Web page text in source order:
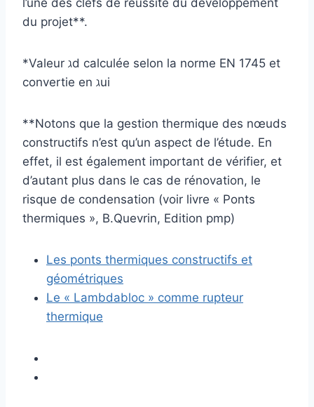
l’une des clefs de réussite du développement
du projet**.
*Valeur ℷd calculée selon la norme EN 1745 et
convertie en ℷui
**Notons que la gestion thermique des nœuds
constructifs n’est qu’un aspect de l’étude. En
effet, il est également important de vérifier, et
d’autant plus dans le cas de rénovation, le
risque de condensation (voir livre « Ponts
thermiques », B.Quevrin, Edition pmp)
Les ponts thermiques constructifs et
géométriques
Le « Lambdabloc » comme rupteur
thermique